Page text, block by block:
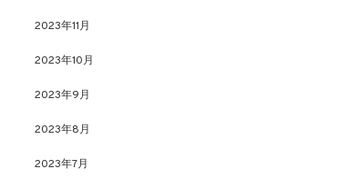
2023年11月
2023年10月
2023年9月
2023年8月
2023年7月